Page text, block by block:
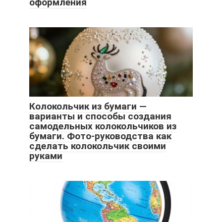
оформления
Колокольчик из бумаги —
варианты и способы создания
самодельных колокольчиков из
бумаги. Фото-руководства как
сделать колокольчик своими
руками